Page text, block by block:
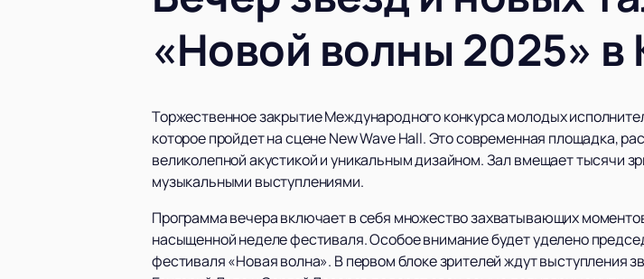
«Новой волны 2025» в
Торжественное закрытие Международного конкурса молодых
которое пройдет на сцене New Wave Hall. Это современная площадка,
великолепной акустикой и уникальным дизайном. Зал вмещает тысячи
музыкальными выступлениями.
Программа вечера включает в себя множество захватывающих
насыщенной неделе фестиваля. Особое внимание будет уделено
фестиваля «Новая волна». В первом блоке зрителей ждут выступления